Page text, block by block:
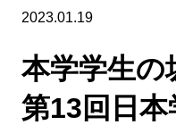
2023.01.19
本学学生の
第13回日